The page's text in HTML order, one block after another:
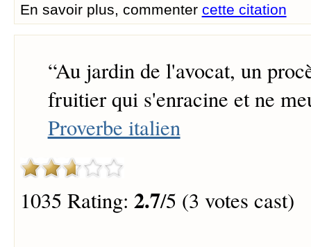
En savoir plus, commenter cette citation
“Au jardin de l'avocat, un
fruitier qui s'enracine et ne
Proverbe italien
1035 Rating: 2.7/5 (3 votes cast)